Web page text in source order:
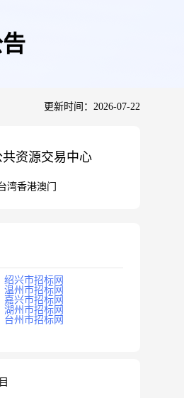
更新时间：2026-07-22
共资源交易中心
湾香港澳门
绍兴市招标网
温州市招标网
嘉兴市招标网
湖州市招标网
台州市招标网